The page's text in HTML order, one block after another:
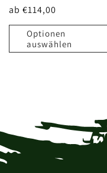
Normaler
Preis
ab €114,00
Optionen
auswählen